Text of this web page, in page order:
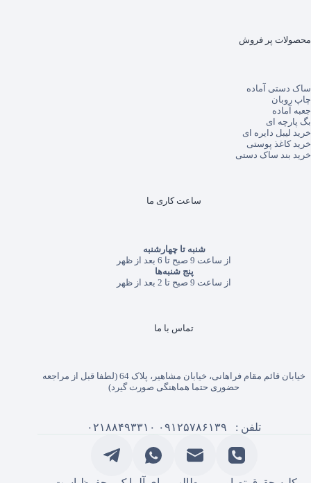
محصولات پر فروش
ساک دستی آماده
چاپ روبان
جعبه آماده
بگ پارچه ای
خرید لیبل دایره ای
خرید کاغذ پوستی
خرید بند ساک دستی
ساعت کاری ما
شنبه تا چهارشنبه
از ساعت 9 صبح تا 6 بعد از ظهر
پنج شنبه‌ها
از ساعت 9 صبح تا 2 بعد از ظهر
تماس با ما
خیابان قائم مقام فراهانی، خیابان مشاهیر، پلاک 64 (لطفا قبل از مراجعه
حضوری حتما هماهنگی صورت گیرد)
تلفن : ۰۹۱۲۵۷۸۶۱۳۹